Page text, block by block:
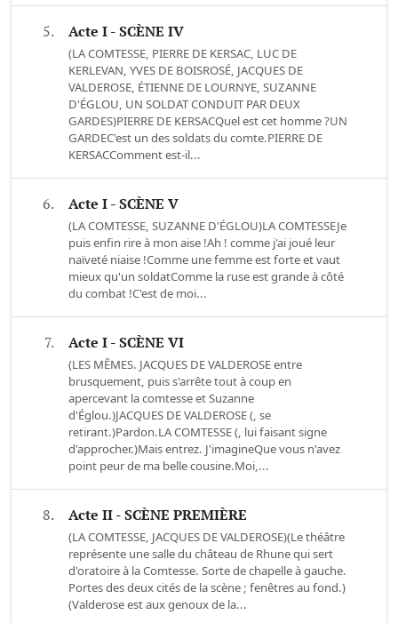
5. Acte I - SCÈNE IV
(LA COMTESSE, PIERRE DE KERSAC, LUC DE
KERLEVAN, YVES DE BOISROSÉ, JACQUES DE
VALDEROSE, ÉTIENNE DE LOURNYE, SUZANNE
D'ÉGLOU, UN SOLDAT CONDUIT PAR DEUX
GARDES)PIERRE DE KERSACQuel est cet homme ?UN
GARDEC'est un des soldats du comte.PIERRE DE
KERSACComment est-il...
6. Acte I - SCÈNE V
(LA COMTESSE, SUZANNE D'ÉGLOU)LA COMTESSEJe
puis enfin rire à mon aise !Ah ! comme j'ai joué leur
naïveté niaise !Comme une femme est forte et vaut
mieux qu'un soldatComme la ruse est grande à côté
du combat !C'est de moi...
7. Acte I - SCÈNE VI
(LES MÊMES. JACQUES DE VALDEROSE entre
brusquement, puis s'arrête tout à coup en
apercevant la comtesse et Suzanne
d'Églou.)JACQUES DE VALDEROSE (, se
retirant.)Pardon.LA COMTESSE (, lui faisant signe
d'approcher.)Mais entrez. J'imagineQue vous n'avez
point peur de ma belle cousine.Moi,...
8. Acte II - SCÈNE PREMIÈRE
(LA COMTESSE, JACQUES DE VALDEROSE)(Le théâtre
représente une salle du château de Rhune qui sert
d'oratoire à la Comtesse. Sorte de chapelle à gauche.
Portes des deux cités de la scène ; fenêtres au fond.)
(Valderose est aux genoux de la...